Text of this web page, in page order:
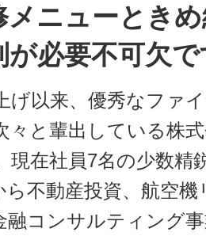
メニューとき
が必要不可欠
げ以来、優秀なファ
々と輩出している株
現在社員7名の少数精
ら不動産投資、航空
融コンサルティング